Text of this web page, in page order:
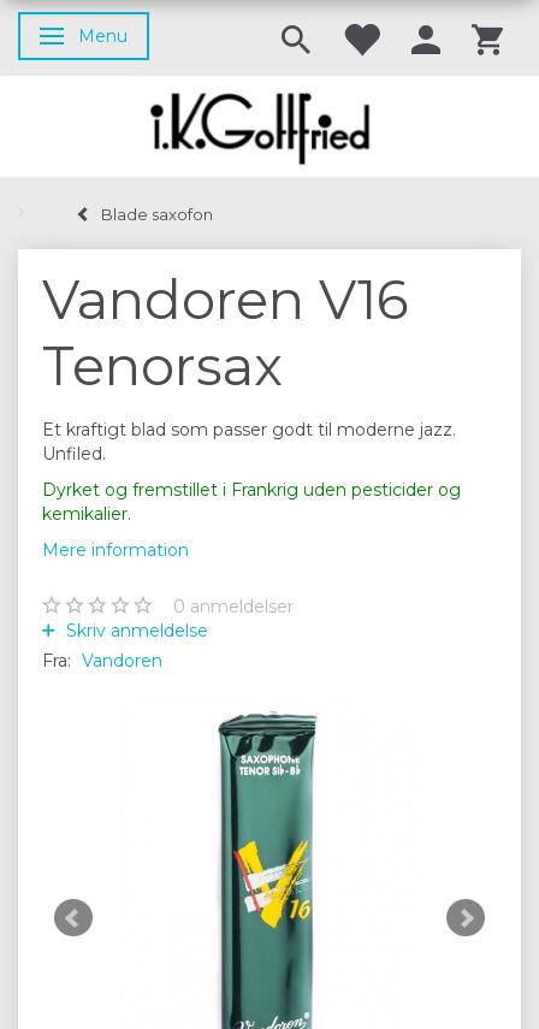
Skifte navigation
Menu
Blade saxofon
Vandoren V16
Tenorsax
Et kraftigt blad som passer godt til moderne jazz.
Unfiled.
Dyrket og fremstillet i Frankrig uden pesticider og
kemikalier.
Mere information
0 anmeldelser
Skriv anmeldelse
Fra: Vandoren